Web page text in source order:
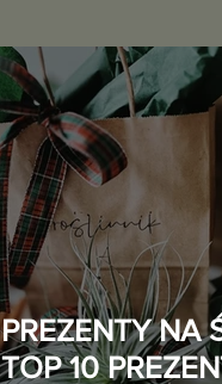
PREZENTY NA
TOP 10